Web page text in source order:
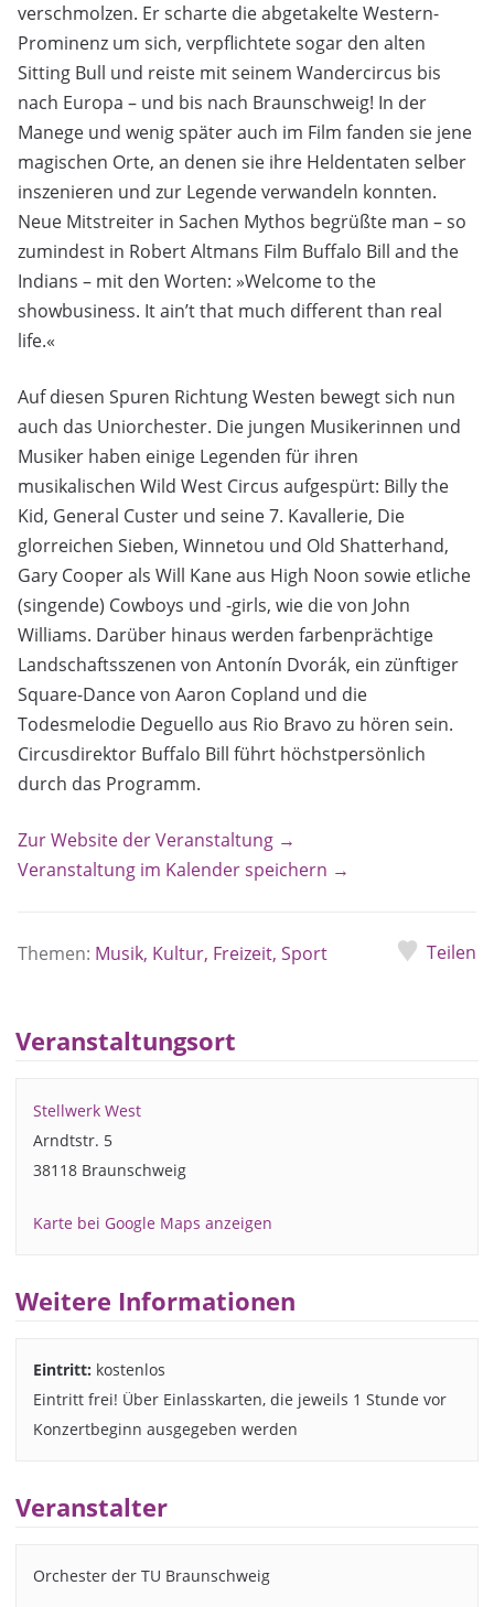
verschmolzen. Er scharte die abgetakelte Western-
Prominenz um sich, verpflichtete sogar den alten
Sitting Bull und reiste mit seinem Wandercircus bis
nach Europa – und bis nach Braunschweig! In der
Manege und wenig später auch im Film fanden sie jene
magischen Orte, an denen sie ihre Heldentaten selber
inszenieren und zur Legende verwandeln konnten.
Neue Mitstreiter in Sachen Mythos begrüßte man – so
zumindest in Robert Altmans Film Buffalo Bill and the
Indians – mit den Worten: »Welcome to the
showbusiness. It ain’t that much different than real
life.«
Auf diesen Spuren Richtung Westen bewegt sich nun
auch das Uniorchester. Die jungen Musikerinnen und
Musiker haben einige Legenden für ihren
musikalischen Wild West Circus aufgespürt: Billy the
Kid, General Custer und seine 7. Kavallerie, Die
glorreichen Sieben, Winnetou und Old Shatterhand,
Gary Cooper als Will Kane aus High Noon sowie etliche
(singende) Cowboys und -girls, wie die von John
Williams. Darüber hinaus werden farbenprächtige
Landschaftsszenen von Antonín Dvorák, ein zünftiger
Square-Dance von Aaron Copland und die
Todesmelodie Deguello aus Rio Bravo zu hören sein.
Circusdirektor Buffalo Bill führt höchstpersönlich
durch das Programm.
Zur Website der Veranstaltung →
Veranstaltung im Kalender speichern →
Themen: Musik, Kultur, Freizeit, Sport Teilen
Veranstaltungsort
Stellwerk West
Arndtstr. 5
38118 Braunschweig
Karte bei Google Maps anzeigen
Weitere Informationen
Eintritt: kostenlos
Eintritt frei! Über Einlasskarten, die jeweils 1 Stunde vor
Konzertbeginn ausgegeben werden
Veranstalter
Orchester der TU Braunschweig